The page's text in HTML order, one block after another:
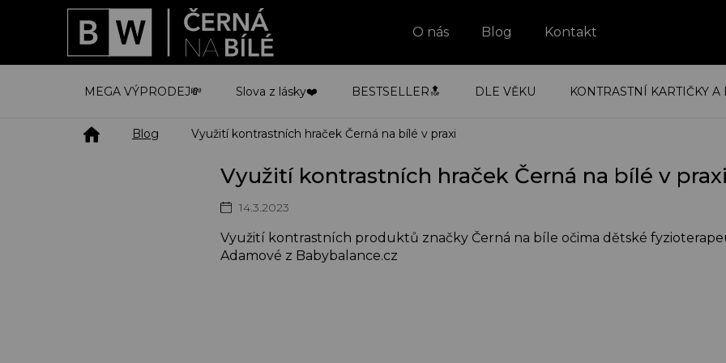
O nás Blog Kontakt
MEGA VÝPRODEJ💸 Slova z lásky❤️ BESTSELLER🔝 DLE VĚKU KONTRASTNÍ KARTIČKY A
DomůBlog Využití kontrastních hraček Černá na bílé v praxi
Využití kontrastních hraček Černá na bílé v
14.3.2023
Využití kontrastních produktů značky Černá na bíle očima dětské
Adamové z Babybalance.cz